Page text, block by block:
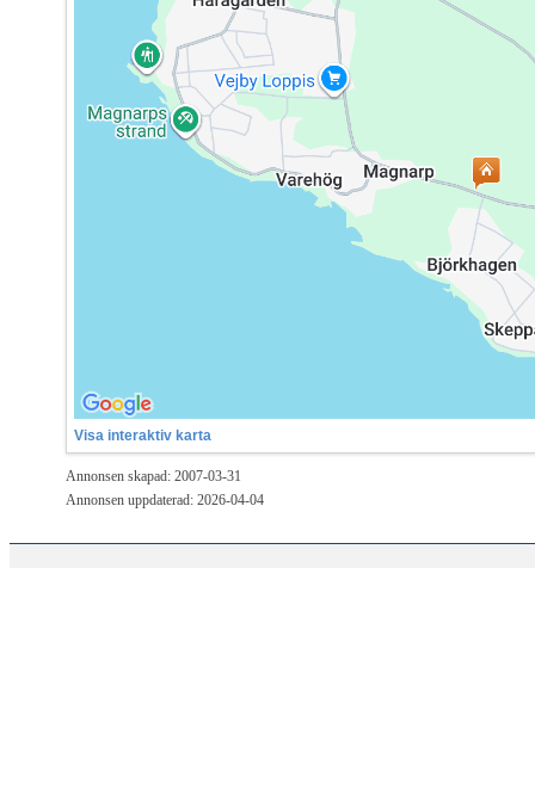
Visa interaktiv karta
Annonsen skapad: 2007-03-31
Annonsen uppdaterad: 2026-04-04